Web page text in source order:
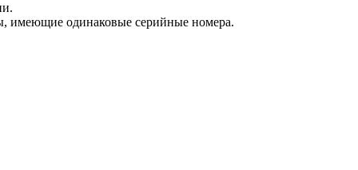
имеющие одинаковые серийные номера.